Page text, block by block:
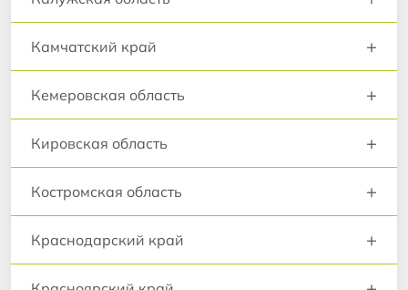
Камчатский край +
Кемеровская область +
Кировская область +
Костромская область +
Краснодарский край +